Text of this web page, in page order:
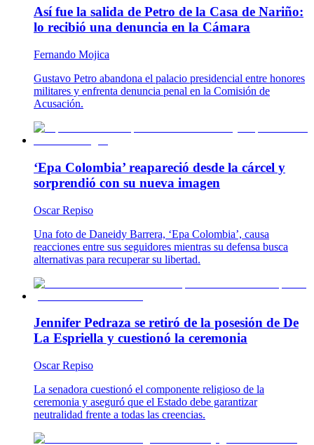
Así fue la salida de Petro de la Casa de Nariño:
lo recibió una denuncia en la Cámara
Fernando Mojica
Gustavo Petro abandona el palacio presidencial entre honores
militares y enfrenta denuncia penal en la Comisión de
Acusación.
‘Epa Colombia’ reapareció desde la cárcel y
sorprendió con su nueva imagen
Oscar Repiso
Una foto de Daneidy Barrera, ‘Epa Colombia’, causa
reacciones entre sus seguidores mientras su defensa busca
alternativas para recuperar su libertad.
Jennifer Pedraza se retiró de la posesión de De
La Espriella y cuestionó la ceremonia
Oscar Repiso
La senadora cuestionó el componente religioso de la
ceremonia y aseguró que el Estado debe garantizar
neutralidad frente a todas las creencias.